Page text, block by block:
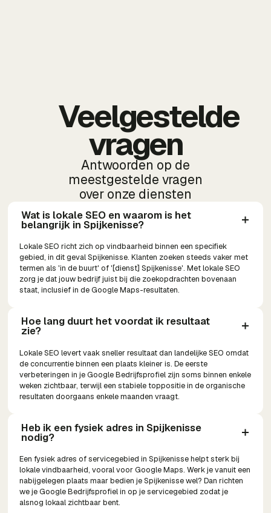
Veelgestelde
vragen
Antwoorden op de
meestgestelde vragen
over onze diensten
Wat is lokale SEO en waarom is het
belangrijk in Spijkenisse?
Lokale SEO richt zich op vindbaarheid binnen een specifiek
gebied, in dit geval Spijkenisse. Klanten zoeken steeds vaker met
termen als 'in de buurt' of '[dienst] Spijkenisse'. Met lokale SEO
zorg je dat jouw bedrijf juist bij die zoekopdrachten bovenaan
staat, inclusief in de Google Maps-resultaten.
Hoe lang duurt het voordat ik resultaat
zie?
Lokale SEO levert vaak sneller resultaat dan landelijke SEO omdat
de concurrentie binnen een plaats kleiner is. De eerste
verbeteringen in je Google Bedrijfsprofiel zijn soms binnen enkele
weken zichtbaar, terwijl een stabiele toppositie in de organische
resultaten doorgaans enkele maanden vraagt.
Heb ik een fysiek adres in Spijkenisse
nodig?
Een fysiek adres of servicegebied in Spijkenisse helpt sterk bij
lokale vindbaarheid, vooral voor Google Maps. Werk je vanuit een
nabijgelegen plaats maar bedien je Spijkenisse wel? Dan richten
we je Google Bedrijfsprofiel in op je servicegebied zodat je
alsnog lokaal zichtbaar bent.